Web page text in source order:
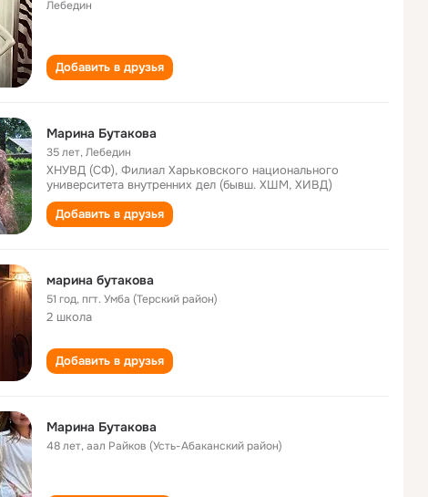
Лебедин
Добавить в друзья
Марина Бутакова
35 лет,Лебедин
ХНУВД (СФ), Филиал Харьковского национального
университета внутренних дел (бывш. ХШМ, ХИВД)
Добавить в друзья
марина бутакова
51 год,пгт. Умба (Терский район)
2 школа
Добавить в друзья
Марина Бутакова
48 лет,аал Райков (Усть-Абаканский район)